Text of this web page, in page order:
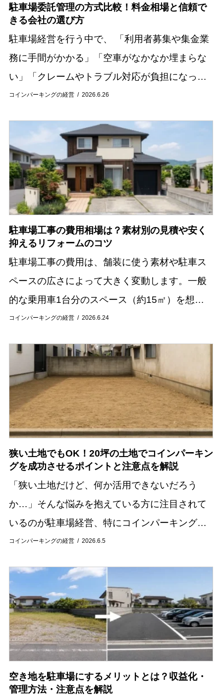
コインパーキングの経営 2026.6.26
駐車場委託管理の方式比較！料金相場と信頼で
きる会社の選び方
駐車場経営を行う中で、 「利用者募集や集金業
務に手間がかかる」「空車がなかなか埋まらな
い」「クレームやトラブル対応が負担になって
いる」といった悩みを抱えているオーナー様は
手続き...
コインパーキングの経営 2026.6.24
駐車場工事の費用相場は？素材別の見積や安く
抑えるリフォームのコツ
駐車場工事の費用は、舗装に使う素材や駐車ス
ペースの広さによって大きく変動します。一般
的な乗用車1台分のスペース（約15㎡）を想定
した場合、費用相場はおおよそ10万円から40万
ス...
コインパーキングの経営 2026.6.5
狭い土地でもOK！20坪の土地でコインパーキン
グを成功させるポイントと注意点を解説
「狭い土地だけど、何か活用できないだろう
か…」そんな悩みを抱えている方に注目されて
いるのが駐車場経営、特にコインパーキングで
す。20坪前後の狭小地でも、工夫次第で安定し
は、狭い...
空き地を駐車場にするメリットとは？収益化・
管理方法・注意点を解説